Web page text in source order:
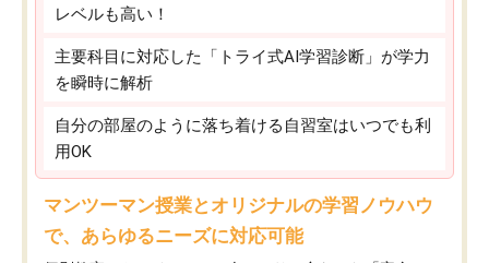
レベルも高い！
主要科目に対応した「トライ式AI学習診断」が学力
を瞬時に解析
自分の部屋のように落ち着ける自習室はいつでも利
用OK
マンツーマン授業とオリジナルの学習ノウハウ
で、あらゆるニーズに対応可能